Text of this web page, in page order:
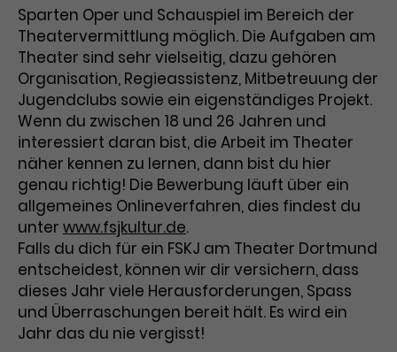
Performance der Website. Die
erhobenen Daten umfassen in
anonymisierter Form die Anzahl
der Besuche, die Quelle, aus der sie
stammen, und die besuchten
Seiten.
Name _gat_UA-63561367-1
Anbieter Google Analytics
Laufzeit 1 Minute
Das ist ein von Google Analytics
gesetztes Cookie. Bestimmte
Daten werden nur maximal einmal
Zweck
Informationen zu Werbeklicks und
dient der Zuordnung von
Conversions zu Google Ads-
Kampagnen.
Name _gcl_dc
Anbieter Google / DoubleClick
Laufzeit 3 Monate
Zweck
Dieses Cookie wird verwendet, um
Nutzerinteraktionen mit
Werbeanzeigen zu messen und
Remarketing-Funktionen
bereitzustellen.
Sparten Oper und Schauspiel im Bereich der
Theatervermittlung möglich. Die Aufgaben am
Theater sind sehr vielseitig, dazu gehören
Organisation, Regieassistenz, Mitbetreuung der
Jugendclubs sowie ein eigenständiges Projekt.
Wenn du zwischen 18 und 26 Jahren und
interessiert daran bist, die Arbeit im Theater
näher kennen zu lernen, dann bist du hier
genau richtig! Die Bewerbung läuft über ein
allgemeines Onlineverfahren, dies findest du
unter www.fsjkultur.de.
Falls du dich für ein FSKJ am Theater Dortmund
entscheidest, können wir dir versichern, dass
dieses Jahr viele Herausforderungen, Spass
und Überraschungen bereit hält. Es wird ein
Jahr das du nie vergisst!